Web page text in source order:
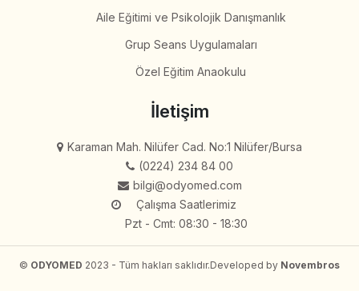
Aile Eğitimi ve Psikolojik Danışmanlık
Grup Seans Uygulamaları
Özel Eğitim Anaokulu
İletişim
Karaman Mah. Nilüfer Cad. No:1 Nilüfer/Bursa
(0224) 234 84 00
bilgi@odyomed.com
Çalışma Saatlerimiz
Pzt - Cmt: 08:30 - 18:30
© ODYOMED 2023 - Tüm hakları saklıdır.Developed by Novembros